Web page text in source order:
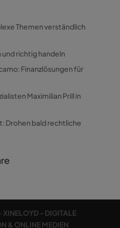
Themen verständlich
richtig handeln
Finanzlösungen für
Maximilian Prill in
Drohen bald rechtliche
XINELOYD - DIGITALE
& ONLINE MEDIEN